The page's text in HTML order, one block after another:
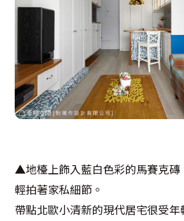
▲地檯上飾入藍白色彩的馬賽克磚
輕拍著家私細節。
帶點北歐小清新的現代居宅很受年